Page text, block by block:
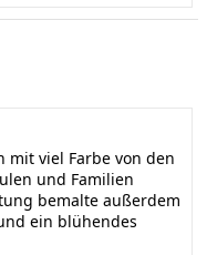
mit viel Farbe von den
und Familien
bemalte außerdem
ein blühendes